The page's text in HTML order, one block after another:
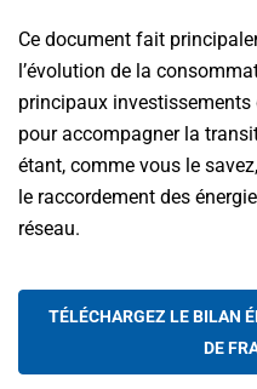
Ce document fait
l’évolution de la
principaux investissements
pour accompagner la
étant, comme vous le
le raccordement des
réseau.
TÉLÉCHARGEZ LE BILAN
DE